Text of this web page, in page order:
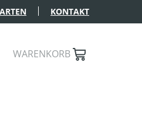
KONTAKT
WARENKORB